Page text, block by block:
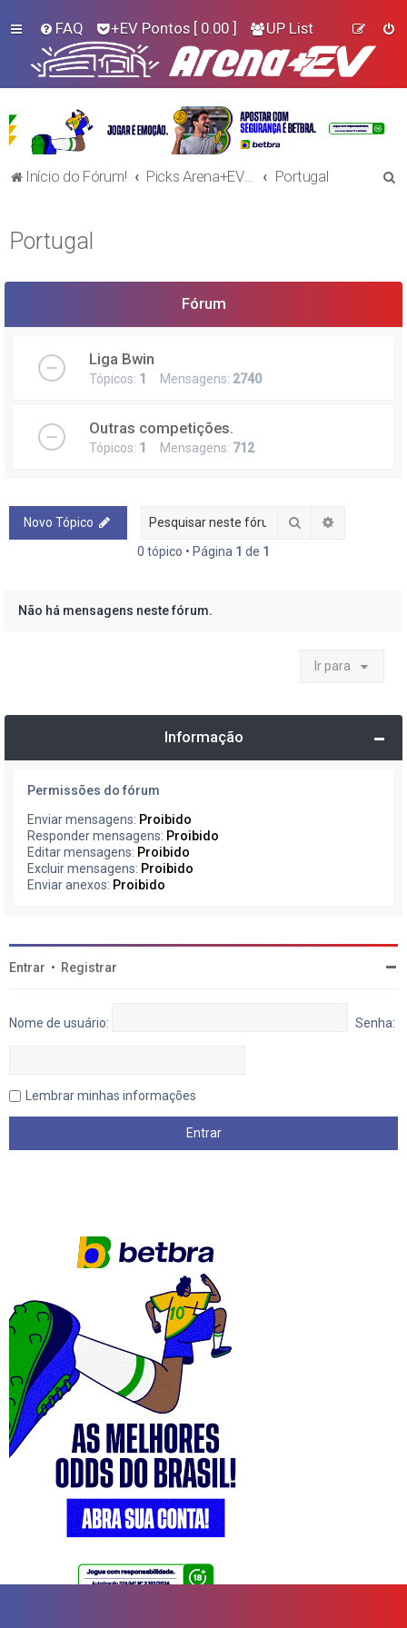
FAQ +EV Pontos [ 0.00 ] UP List
Início do Fórum! Picks Arena+EV - Futebol Portugal
s
Portugal
Fórum
Liga Bwin
Tópicos: 1 Mensagens: 2740
Outras competições.
Tópicos: 1 Mensagens: 712
Novo Tópico Pesquisar
0 tópico • Página 1 de 1
Não há mensagens neste fórum.
Ir para
Informação
Permissões do fórum
Enviar mensagens: Proibido
Responder mensagens: Proibido
Editar mensagens: Proibido
Excluir mensagens: Proibido
Enviar anexos: Proibido
Entrar • Registrar
Nome de usuário: Senha:
Lembrar minhas informações